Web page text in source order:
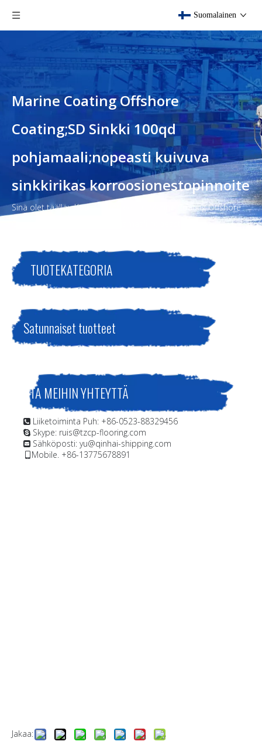
Suomalainen
Marine Coating Offshore
Coating;SD Sinkki 100qd
pohjamaali;nopeasti kuivuva
sinkkirikas korroosionestopinnoite
Sinä olet täällä: Koti
Marine Coating Offshore
TUOTEKATEGORIA
Satunnaiset tuotteet
OTA MEIHIN YHTEYTTÄ
 Liiketoiminta Puh: +86-0523-88329456
 Skype: ruis@tzcp-flooring.com
 Sähköposti: yu@qinhai-shipping.com
Mobile. +86-13775678891
Jakaa: